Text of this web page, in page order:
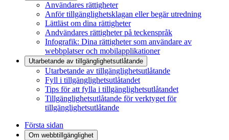
Användares rättigheter
Anför tillgänglighetsklagan eller begär utredning
Lättläst om dina rättigheter
Andvändares rättigheter på teckenspråk
Infografik: Dina rättigheter som användare av
webbplatser och mobilapplikationer
Utarbetande av tillgänglighets­utlåtande
Utarbetande av tillgänglighetsutlåtande
Fyll i tillgänglighetsutlåtandet
Tips för att fylla i tillgänglighetsutlåtandet
Tillgänglighetsutlåtande för verktyget för
tillgänglighetsutlåtande
Första sidan
Om webbtillgänglighet